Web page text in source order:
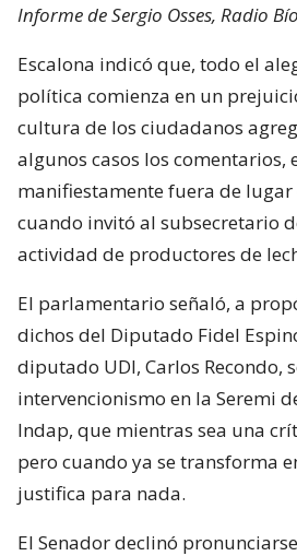
Informe de Sergio Osses, Radio
Escalona indicó que, todo el
política comienza en un
cultura de los ciudadanos
algunos casos los comentarios,
manifiestamente fuera de
cuando invitó al subsecretario
actividad de productores de
El parlamentario señaló, a
dichos del Diputado Fidel
diputado UDI, Carlos Recondo,
intervencionismo en la Seremi
Indap, que mientras sea una
pero cuando ya se transforma
justifica para nada.
El Senador declinó